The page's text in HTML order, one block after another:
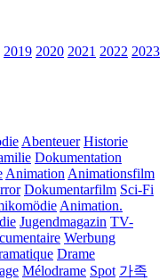
2019 2020 2021 2022 2023
Abenteuer Historie
Dokumentation
AnimationAnimationsfilm
Dokumentarfilm Sci-Fi
Animation.
Jugendmagazin TV-
Werbung
Drame
Mélodrame Spot 가족